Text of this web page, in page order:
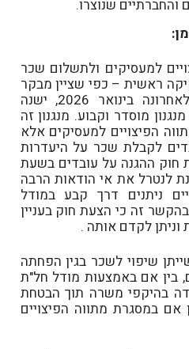
שנוצרו.
למעסיקים ולתשלום שכר
ראשית – כפי שציין מבקר
המדינה בדו"ח שפורסם לאחרונה בינואר 2026, ישנה
מוסדר וקבוע. מנגנון זה
הפיצויים למעסיקים אלא
לקבלת שכר על היעדרות
חוק ההגנה על עובדים בשעת
2006, על מנת לנטרל את אי הודאות הרבה
ניתנים דרך קבע במודל
זה כי הצעת חוק בעניין
וניתן לקדם אותה .
שיפוי לשכר בגין הפחתה
בין אם באמצעות מודל חל"ת
בהיקפי משרה תוך הבטחת
אם במסגרת מתווה הפיצויים